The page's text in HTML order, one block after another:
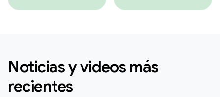
Noticias y videos más
recientes